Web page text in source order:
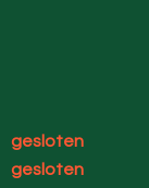
gesloten
gesloten